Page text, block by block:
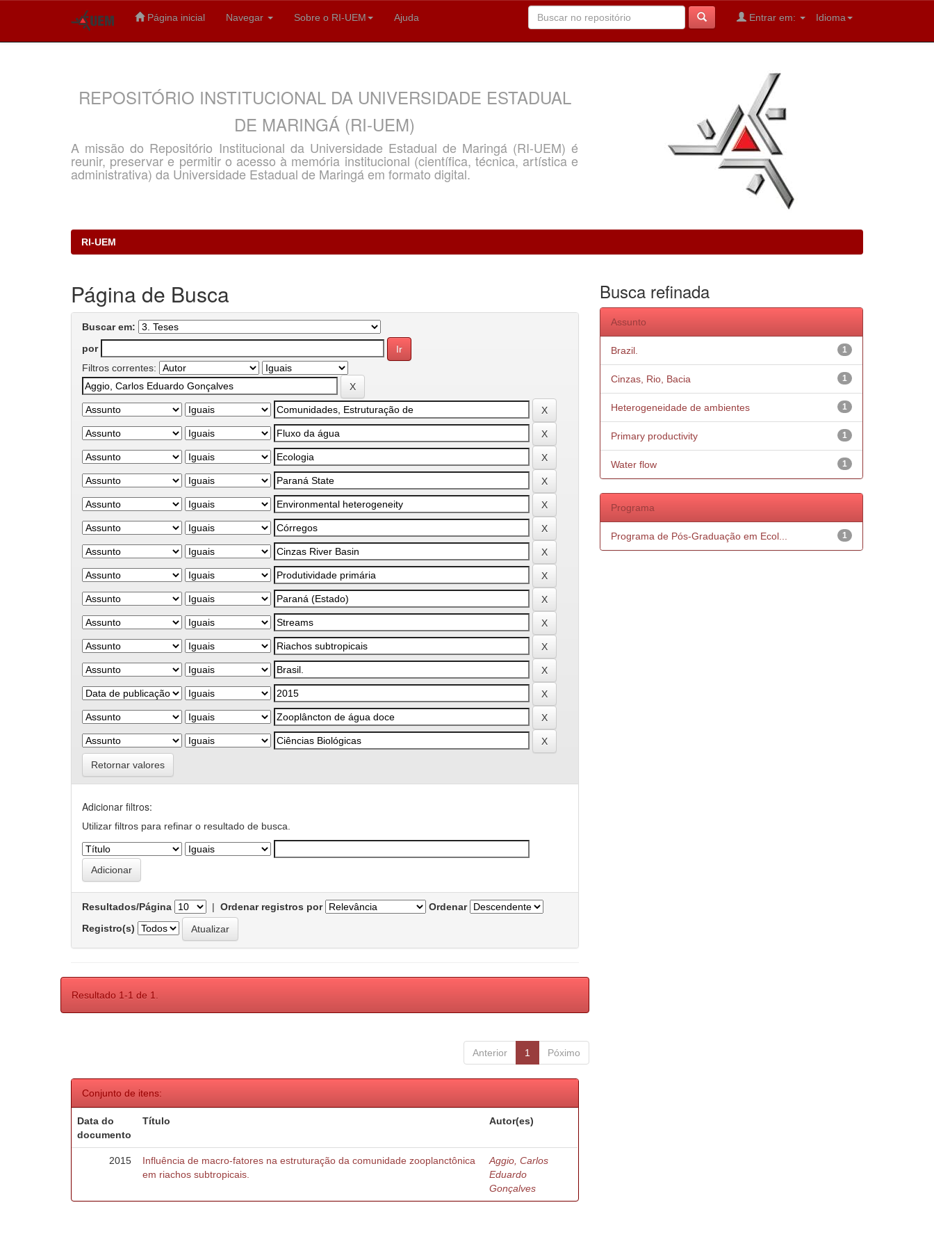
Página inicial Navegar Sobre o RI-UEM Ajuda Idioma
Entrar em:
REPOSITÓRIO INSTITUCIONAL DA UNIVERSIDADE ESTADUAL
DE MARINGÁ (RI-UEM)
A missão do Repositório Institucional da Universidade Estadual de Maringá (RI-UEM) é
reunir, preservar e permitir o acesso à memória institucional (científica, técnica, artística e
administrativa) da Universidade Estadual de Maringá em formato digital.
RI-UEM
Página de Busca
Buscar em:
por
Filtros correntes:
Retornar valores
Adicionar filtros:
Utilizar filtros para refinar o resultado de busca.
Resultados/Página | Ordenar registros por
Ordenar
Registro(s)
Resultado 1-1 de 1.
Anterior 1 Póximo
Conjunto de itens:
Data do
documento
Título Autor(es)
2015
Influência de macro-fatores na estruturação da comunidade zooplanctônica
em riachos subtropicais.
Aggio, Carlos
Eduardo
Gonçalves
Busca refinada
Assunto
1
Brazil.
1
Cinzas, Rio, Bacia
1
Heterogeneidade de ambientes
1
Primary productivity
1
Water flow
Programa
1
Programa de Pós-Graduação em Ecol...